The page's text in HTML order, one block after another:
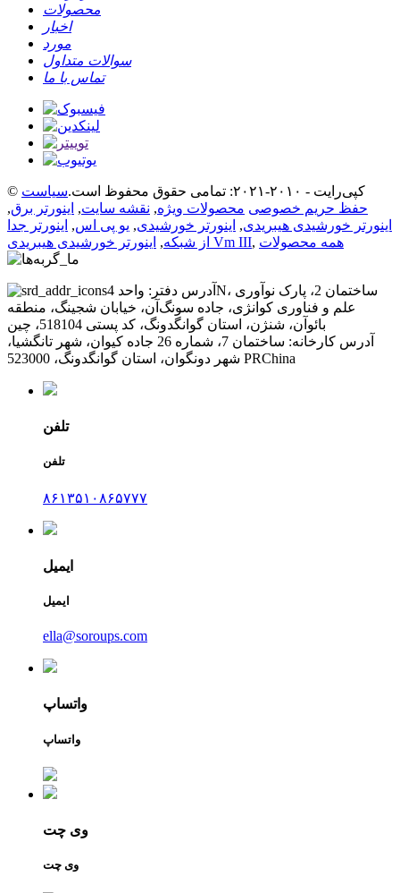
محصولات
اخبار
مورد
سوالات متداول
تماس با ما
© کپی‌رایت - ۲۰۱۰-۲۰۲۱: تمامی حقوق محفوظ است.
سیاست
حفظ حریم خصوصی محصولات ویژه, نقشه سایت, اینورتر برق,
اینورتر خورشیدی هیبریدی, اینورتر خورشیدی, یو پی اس, اینورتر جدا
از شبکه, اینورتر خورشیدی هیبریدی Vm III, همه محصولات
آدرس دفتر: واحد 4N، ساختمان 2، پارک نوآوری
علم و فناوری کوانژی، جاده سونگ‌آن، خیابان شجینگ، منطقه
بائوآن، شنژن، استان گوانگدونگ، کد پستی 518104، چین
آدرس کارخانه: ساختمان 7، شماره 26 جاده کیوان، شهر تانگشیا،
شهر دونگوان، استان گوانگدونگ، 523000 PRChina
تلفن
تلفن
۸۶۱۳۵۱۰۸۶۵۷۷۷
ایمیل
ایمیل
ella@soroups.com
واتساپ
واتساپ
وی چت
وی چت